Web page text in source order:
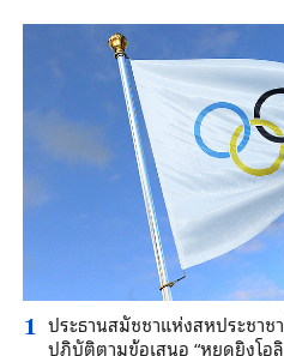
1 ประธานสมัชชาแห่งสหประชาช
ปฏิบัติตามข้อเสนอ “หยุดยิงโอ